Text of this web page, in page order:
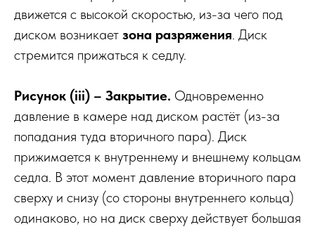
движется с высокой скоростью, из-за чего под
диском возникает зона разряжения. Диск
стремится прижаться к седлу.
Рисунок (iii) – Закрытие. Одновременно
давление в камере над диском растёт (из-за
попадания туда вторичного пара). Диск
прижимается к внутреннему и внешнему кольцам
седла. В этот момент давление вторичного пара
сверху и снизу (со стороны внутреннего кольца)
одинаково, но на диск сверху действует большая